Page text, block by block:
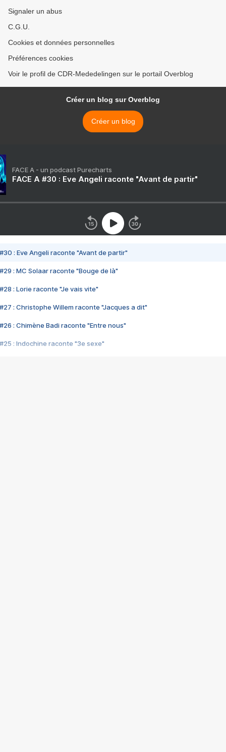
Signaler un abus
C.G.U.
Cookies et données personnelles
Préférences cookies
Voir le profil de CDR-Mededelingen sur le portail Overblog
Créer un blog sur Overblog
Créer un blog
FACE A - un podcast Purecharts
FACE A #30 : Eve Angeli raconte "Avant de partir"
#30 : Eve Angeli raconte "Avant de partir"
#29 : MC Solaar raconte "Bouge de là"
#28 : Lorie raconte "Je vais vite"
#27 : Christophe Willem raconte "Jacques a dit"
#26 : Chimène Badi raconte "Entre nous"
#25 : Indochine raconte "3e sexe"